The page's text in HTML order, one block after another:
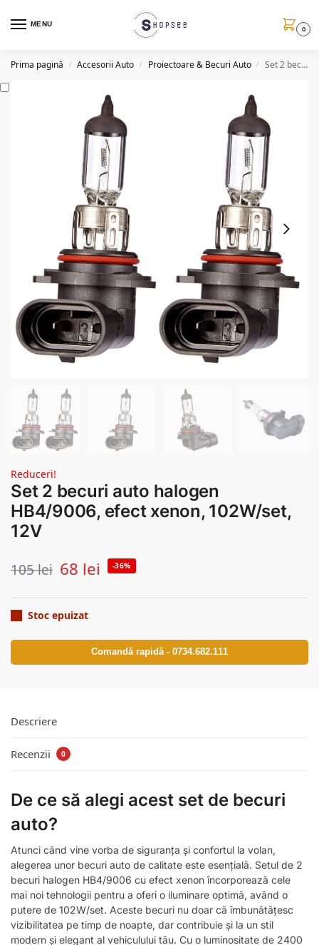
MENU
0
Prima pagină / Accesorii Auto / Proiectoare & Becuri Auto / Set 2 becuri auto halogen HB4/9006, efect xenon, 102W/set, 12V
Reduceri!
Set 2 becuri auto halogen
HB4/9006, efect xenon, 102W/set,
12V
105lei 68 lei -36%
Stoc epuizat
Comandă rapidă - 0734.682.111
Descriere
Recenzii 0
De ce să alegi acest set de becuri
auto?
Atunci când vine vorba de siguranța și confortul la volan,
alegerea unor becuri auto de calitate este esențială. Setul de 2
becuri halogen HB4/9006 cu efect xenon încorporează cele
mai noi tehnologii pentru a oferi o iluminare optimă, având o
putere de 102W/set. Aceste becuri nu doar că îmbunătățesc
vizibilitatea pe timp de noapte, dar contribuie și la un stil
modern și elegant al vehiculului tău. Cu o luminositate de 2400